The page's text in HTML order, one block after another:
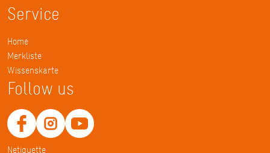
Service
Home
Merkliste
Wissenskarte
Follow us
Netiquette